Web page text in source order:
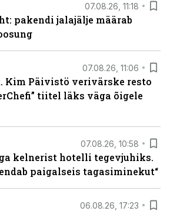
07.08.26, 11:18
pakendi jalajälje määrab
07.08.26, 11:06
Kim Päivistö verivärske resto
tiitel läks väga õigele
07.08.26, 10:58
kelnerist hotelli tegevjuhiks.
paigalseis tagasiminekut“
06.08.26, 17:23